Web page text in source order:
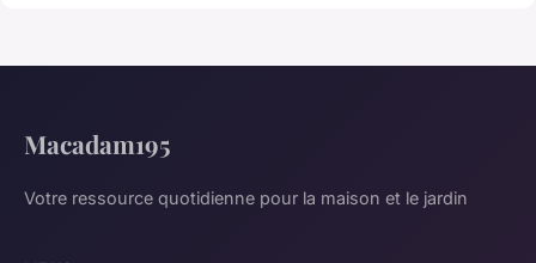
Macadam195
Votre ressource quotidienne pour la maison et le jardin